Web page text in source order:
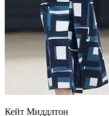
Кейт Миддлтон